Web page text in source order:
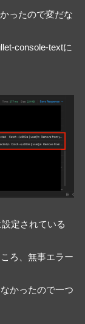
ったので変だな
console-textに
定されている
ろ、無事エラー
かったので一つ